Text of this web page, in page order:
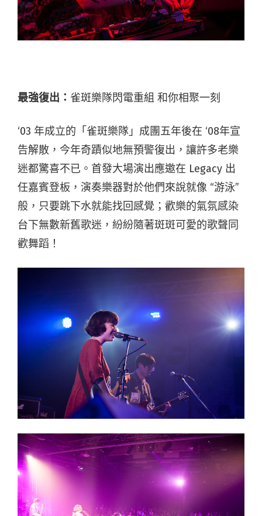
最強復出： 雀斑樂隊閃電重組 和你相聚一刻
‘03 年成立的「雀斑樂隊」成團五年後在 ‘08年宣
告解散，今年奇蹟似地無預警復出，讓許多老樂
迷都驚喜不已。首發大場演出應邀在 Legacy 出
任嘉賓登板，演奏樂器對於他們來說就像 “游泳”
般，只要跳下水就能找回感覺；歡樂的氣氛感染
台下無數新舊歌迷，紛紛隨著斑斑可愛的歌聲同
歡舞蹈！